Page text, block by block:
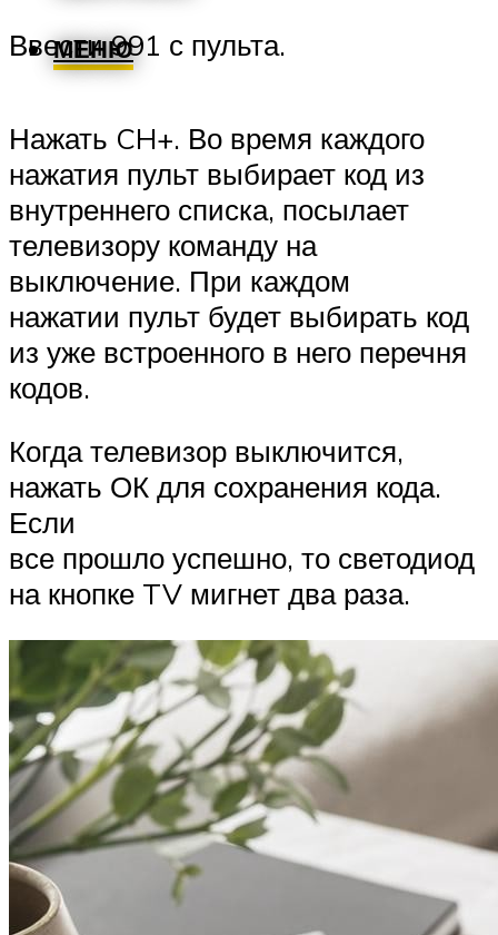
МЕНЮ
Ввести 991 с пульта.
Нажать CH+. Во время каждого
нажатия пульт выбирает код из
внутреннего списка, посылает
телевизору команду на
выключение. При каждом
нажатии пульт будет выбирать код
из уже встроенного в него перечня
кодов.
Когда телевизор выключится,
нажать ОК для сохранения кода.
Если
все прошло успешно, то светодиод
на кнопке TV мигнет два раза.